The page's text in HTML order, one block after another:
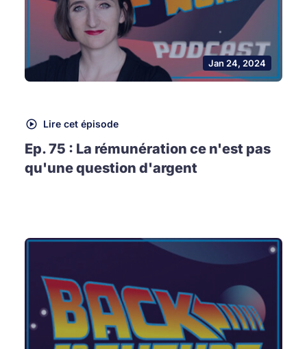
Jan 24, 2024
Lire cet épisode
Ep. 75 : La rémunération ce n'est pas
qu'une question d'argent